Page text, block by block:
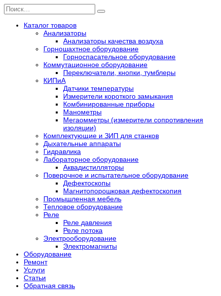
Перейти
к
содержанию
Search
for:
Каталог товаров
Анализаторы
Анализаторы качества воздуха
Горношахтное оборудование
Горноспасательное оборудование
Коммутационное оборудование
Переключатели, кнопки, тумблеры
КИПиА
Датчики температуры
Измерители короткого замыкания
Комбинированные приборы
Манометры
Мегаомметры (измерители сопротивления
изоляции)
Комплектующие и ЗИП для станков
Дыхательные аппараты
Гидравлика
Лабораторное оборудование
Аквадистилляторы
Поверочное и испытательное оборудование
Дефектоскопы
Магнитопорошковая дефектоскопия
Промышленная мебель
Тепловое оборудование
Реле
Реле давления
Реле потока
Электрооборудование
Электромагниты
Оборудование
Ремонт
Услуги
Статьи
Обратная связь